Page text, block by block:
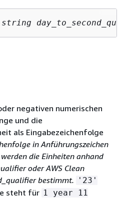
string
negativen numerischen
und die
als Eingabezeichenfolge
in Anführungszeichen
die Einheiten anhand
oder AWS Clean
bestimmt.
'23'
steht für 1 year 11